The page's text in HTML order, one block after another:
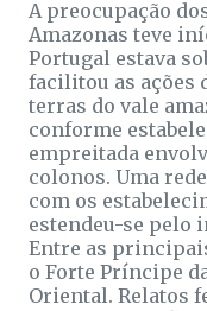
A preocupação
Amazonas teve
Portugal estava
facilitou as ações
terras do vale
conforme
empreitada
colonos. Uma
com os
estendeu-se pelo
Entre as
o Forte Príncipe
Oriental. Relatos